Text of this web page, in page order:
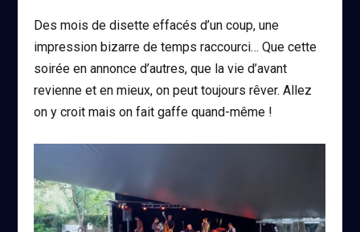
Des mois de disette effacés d’un coup, une
impression bizarre de temps raccourci… Que cette
soirée en annonce d’autres, que la vie d’avant
revienne et en mieux, on peut toujours rêver. Allez
on y croit mais on fait gaffe quand-même !